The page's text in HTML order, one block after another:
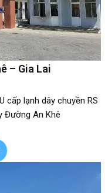
– Gia Lai
cấp lạnh dây chuyền RS
Đường An Khê